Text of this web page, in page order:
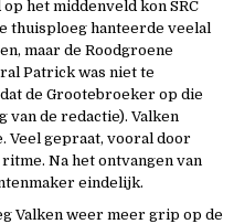
het middenveld kon SRC
thuisploeg hanteerde veelal
maar de Roodgroene
Patrick was niet te
de Grootebroeker op die
van de redactie). Valken
Veel gepraat, vooral door
Na het ontvangen van
eindelijk.
Valken weer meer grip op de